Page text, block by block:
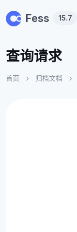
Fess 15.7
查询请求
首页 归档文档